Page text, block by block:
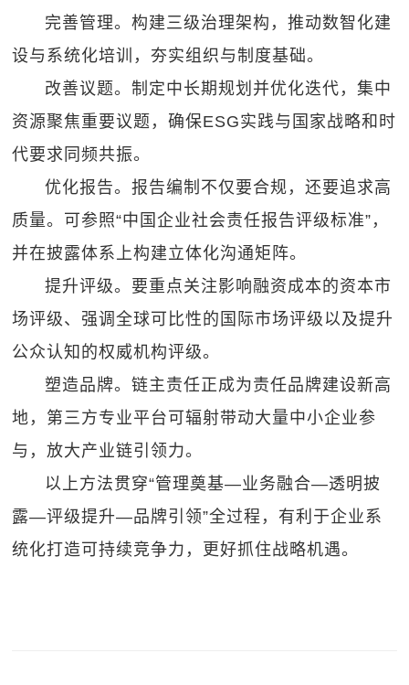
完善管理。构建三级治理架构，推动数智化建
设与系统化培训，夯实组织与制度基础。
改善议题。制定中长期规划并优化迭代，集中
资源聚焦重要议题，确保ESG实践与国家战略和时
代要求同频共振。
优化报告。报告编制不仅要合规，还要追求高
质量。可参照“中国企业社会责任报告评级标准”，
并在披露体系上构建立体化沟通矩阵。
提升评级。要重点关注影响融资成本的资本市
场评级、强调全球可比性的国际市场评级以及提升
公众认知的权威机构评级。
塑造品牌。链主责任正成为责任品牌建设新高
地，第三方专业平台可辐射带动大量中小企业参
与，放大产业链引领力。
以上方法贯穿“管理奠基—业务融合—透明披
露—评级提升—品牌引领”全过程，有利于企业系
统化打造可持续竞争力，更好抓住战略机遇。